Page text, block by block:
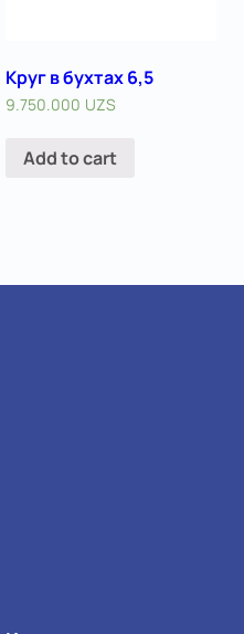
Круг в бухтах 6,5
9.750.000 UZS
Add to cart